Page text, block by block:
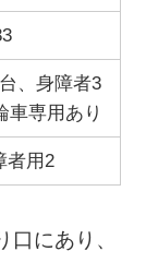
、身障者3
車専用あり
者用2
にあり、